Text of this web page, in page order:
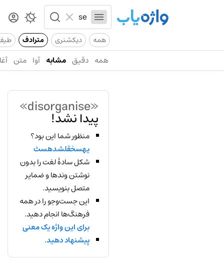
همه دیکشنری مترادف
همه دقیق مشابه آوا متن
«disorganise»
پیدا نشد!
منظور شما این بود؟
یهسخقلشدهسث
شکل سادهٔ لغت را بدون
نوشتن وندها و ضمایر
متصل بنویسید.
این جست‌وجو را در همه
فرهنگ‌ها انجام دهید.
برای این واژه یک معنی
پیشنهاد دهید.